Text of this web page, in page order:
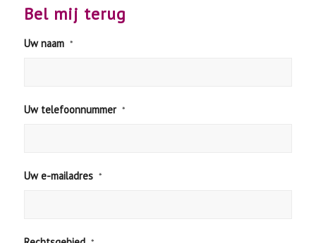
Bel mij terug
Uw naam *
Uw telefoonnummer *
Uw e-mailadres *